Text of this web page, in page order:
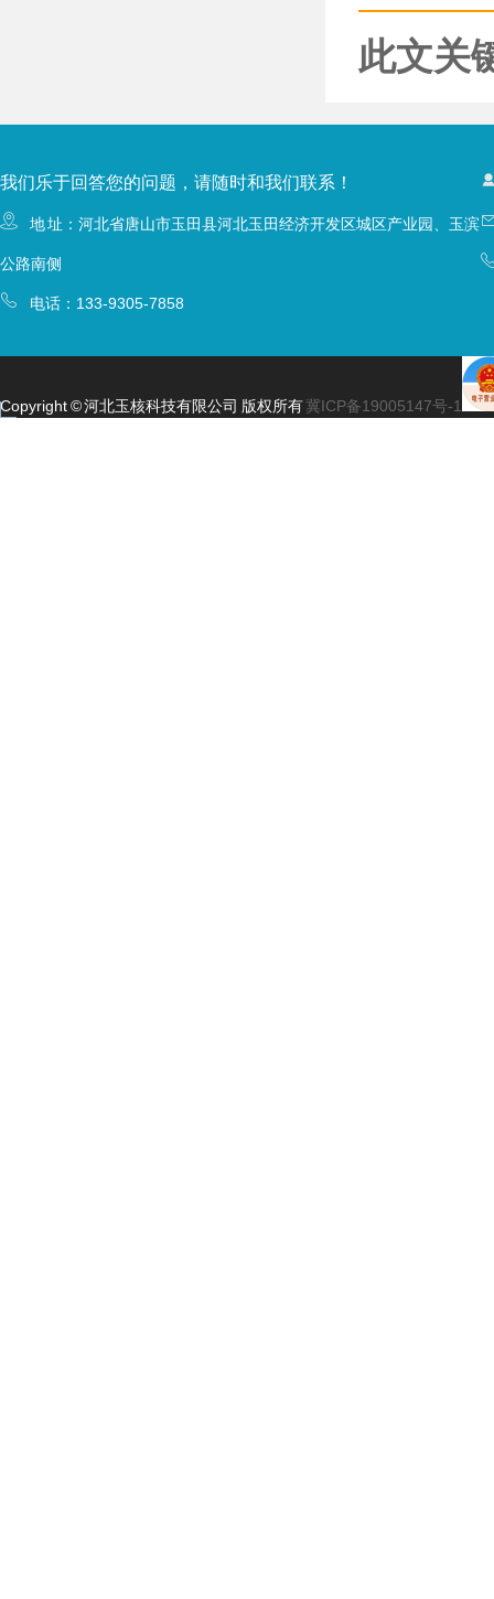
此文关
我们乐于回答您的问题，请随时和我们联系！
地 址：河北省唐山市玉田县河北玉田经济开发区城区产业园、玉滨
公路南侧
电话： 133-9305-7858
Copyright © 河北玉核科技有限公司 版权所有冀ICP备19005147号-1